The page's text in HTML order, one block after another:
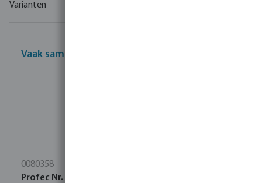
Varianten
Vaak samen gekocht
0080358
Profec Nr. 340 Koppeling RVS 316 2 1/2"